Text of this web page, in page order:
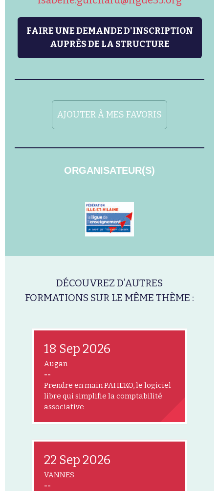
FAIRE UNE DEMANDE D'INSCRIPTION
AUPRÈS DE LA STRUCTURE
AJOUTER À MES FAVORIS
ORGANISATEUR(S)
DÉCOUVREZ D’AUTRES
FORMATIONS SUR LE MÊME THÈME :
18 Sep 2026
Augan
--
Prendre en main PAHEKO, le logiciel
libre qui simplifie la comptabilité
associative
22 Sep 2026
VANNES
--